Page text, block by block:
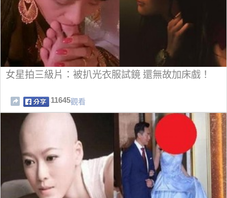
女星拍三級片：被扒光衣服試鏡 還無故加床戲！
11645觀看